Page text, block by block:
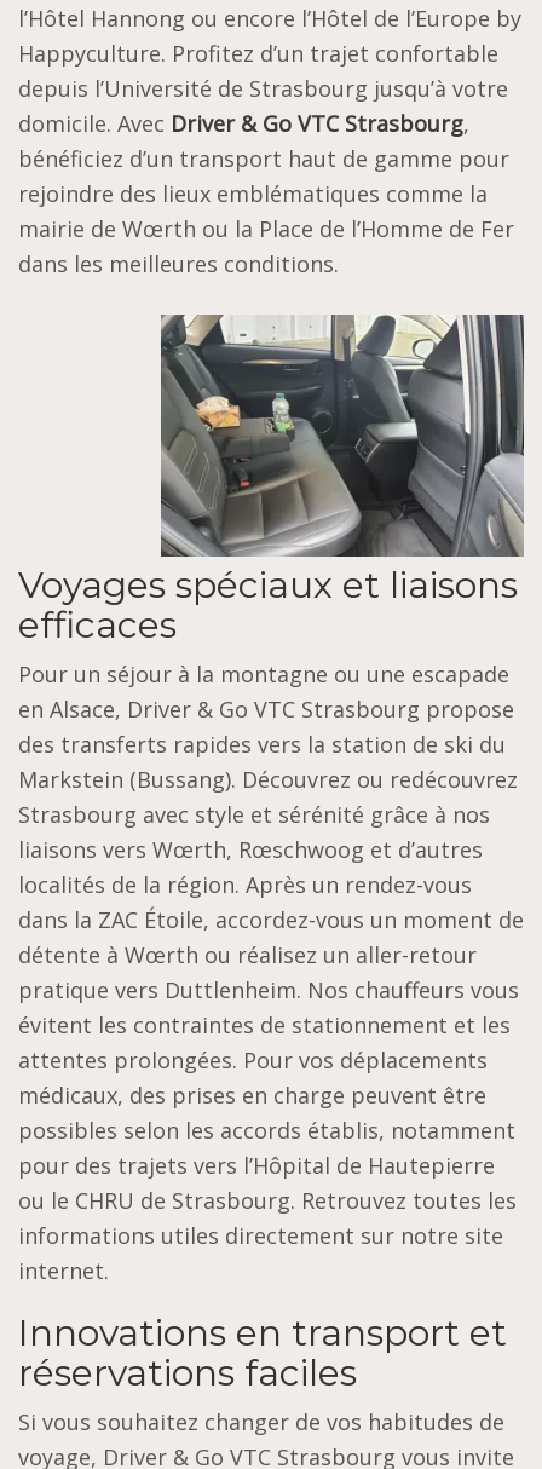
l’Hôtel Hannong ou encore l’Hôtel de l’Europe by
Happyculture. Profitez d’un trajet confortable
depuis l’Université de Strasbourg jusqu’à votre
domicile. Avec Driver & Go VTC Strasbourg,
bénéficiez d’un transport haut de gamme pour
rejoindre des lieux emblématiques comme la
mairie de Wœrth ou la Place de l’Homme de Fer
dans les meilleures conditions.
Voyages spéciaux et liaisons
efficaces
Pour un séjour à la montagne ou une escapade
en Alsace, Driver & Go VTC Strasbourg propose
des transferts rapides vers la station de ski du
Markstein (Bussang). Découvrez ou redécouvrez
Strasbourg avec style et sérénité grâce à nos
liaisons vers Wœrth, Rœschwoog et d’autres
localités de la région. Après un rendez-vous
dans la ZAC Étoile, accordez-vous un moment de
détente à Wœrth ou réalisez un aller-retour
pratique vers Duttlenheim. Nos chauffeurs vous
évitent les contraintes de stationnement et les
attentes prolongées. Pour vos déplacements
médicaux, des prises en charge peuvent être
possibles selon les accords établis, notamment
pour des trajets vers l’Hôpital de Hautepierre
ou le CHRU de Strasbourg. Retrouvez toutes les
informations utiles directement sur notre site
internet.
Innovations en transport et
réservations faciles
Si vous souhaitez changer de vos habitudes de
voyage, Driver & Go VTC Strasbourg vous invite